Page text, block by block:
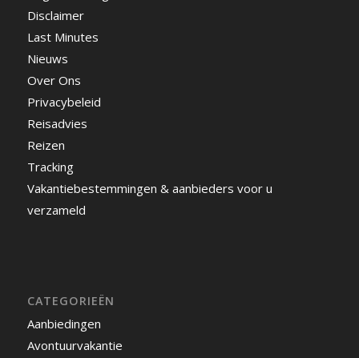
Disclaimer
Last Minutes
Nieuws
Over Ons
Privacybeleid
Reisadvies
Reizen
Tracking
Vakantiebestemmingen & aanbieders voor u
verzameld
CATEGORIEËN
Aanbiedingen
Avontuurvakantie